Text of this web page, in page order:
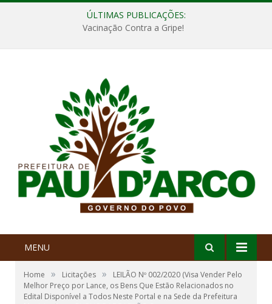
ÚLTIMAS PUBLICAÇÕES:
Vacinação Contra a Gripe!
MENU
Home » Licitações »
LEILÃO Nº 002/2020 (Visa Vender Pelo
Melhor Preço por Lance, os Bens Que Estão Relacionados no
Edital Disponível a Todos Neste Portal e na Sede da Prefeitura